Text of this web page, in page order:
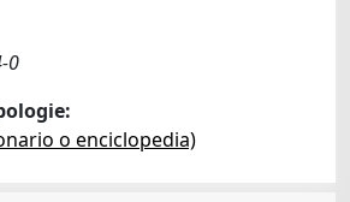
0
o enciclopedia)